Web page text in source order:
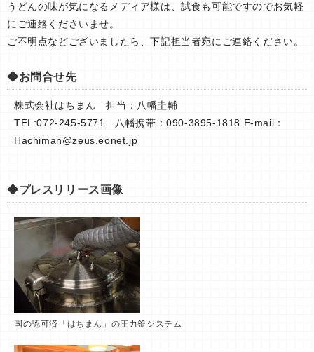
うどんの味が気になるメディア様は、試食も可能ですのでお気軽
にご連絡くださいませ。
ご不明点などございましたら、下記担当者宛にご連絡ください。
◆お問合せ先
株式会社はちまん 担当：八幡圭輔
TEL:072-245-5771 八幡携帯：090-3895-1818 E-mail：
Hachiman@zeus.eonet.jp
◆プレスリリース画像
国の認可済「はちまん」の圧力釜システム